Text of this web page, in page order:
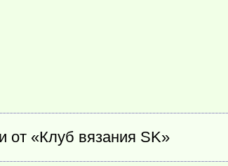
от «Клуб вязания SK»